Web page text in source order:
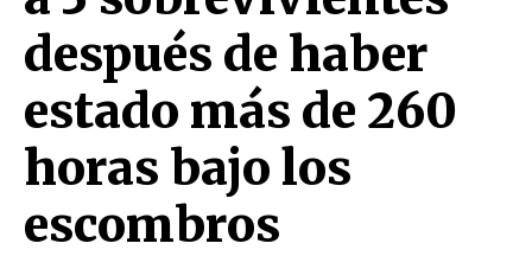
después de haber
estado más de 260
horas bajo los
escombros